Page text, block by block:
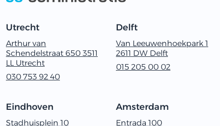
Utrecht
Arthur van
Schendelstraat 650 3511
LL Utrecht
030‭ ‬753‭ ‬92‭ ‬40
Delft
Van Leeuwenhoekpark 1
2611 ‬DW Delft
015 205 00 02
Eindhoven
Stadhuisplein 10
Amsterdam
Entrada 100